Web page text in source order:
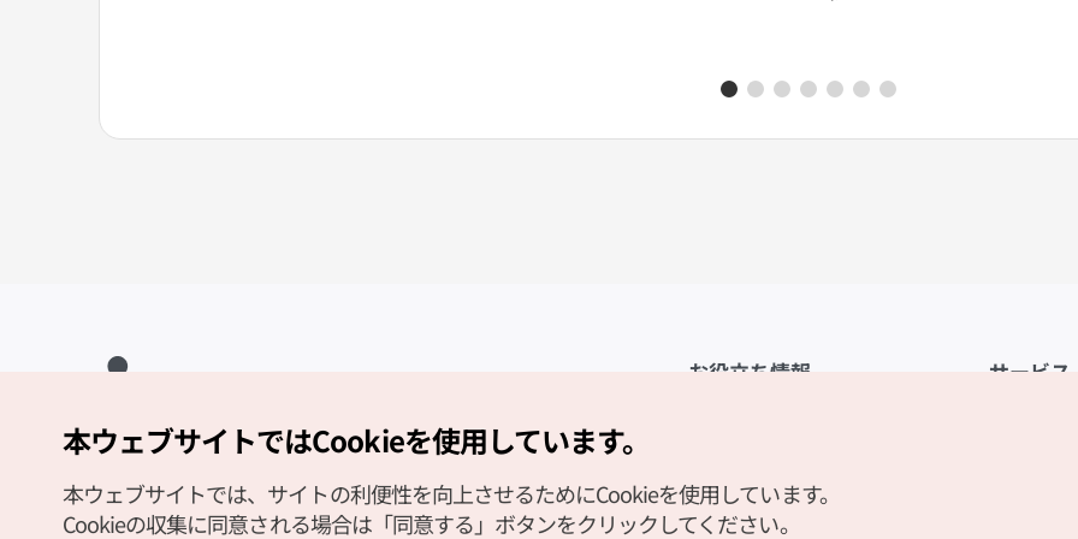
お役立ち情報
観光資料ダウンロード
サービス
Copyright (c) Korea Tourism Organization All Rights Reserved.
サイトエラー報告
公式メール
本ウェブサイトではCookieを使用しています。
本ウェブサイトでは、サイトの利便性を向上させるためにCookieを使用しています。
Cookieの収集に同意される場合は「同意する」ボタンをクリックしてください。